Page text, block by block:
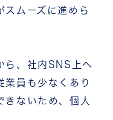
スムーズに進めら
ら、社内SNS上へ
業員も少なくあり
きないため、個人